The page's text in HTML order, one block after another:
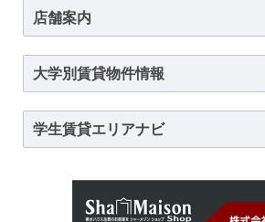
店舗案内
大学別賃貸物件情報
学生賃貸エリアナビ